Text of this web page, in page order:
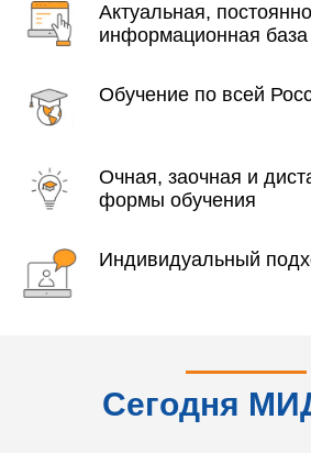
Актуальная,
информационная база
Обучение по всей
Очная, заочная и
формы обучения
Индивидуальный
Сегодня